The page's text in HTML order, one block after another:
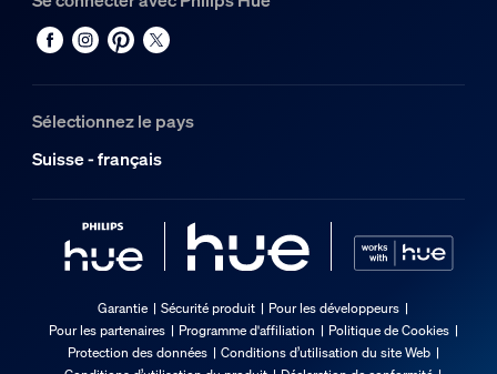
Sélectionnez le pays
Suisse - français
Garantie Sécurité produit
Pour les développeurs
Pour les partenaires
Programme d'affiliation
Politique de Cookies
Protection des données
Conditions d’utilisation du site Web